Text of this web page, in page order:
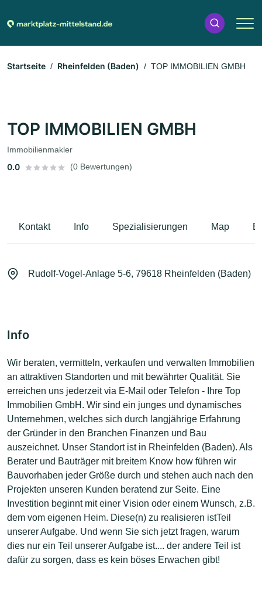
Startseite Rheinfelden (Baden) TOP IMMOBILIEN GMBH
TOP IMMOBILIEN GMBH
Immobilienmakler
0.0 (0 Bewertungen)
Kontakt Info Spezialisierungen Map
Rudolf-Vogel-Anlage 5-6, 79618 Rheinfelden (Baden)
Info
Wir beraten, vermitteln, verkaufen und verwalten Immobilien
an attraktiven Standorten und mit bewährter Qualität. Sie
erreichen uns jederzeit via E-Mail oder Telefon - Ihre Top
Immobilien GmbH. Wir sind ein junges und dynamisches
Unternehmen, welches sich durch langjährige Erfahrung
der Gründer in den Branchen Finanzen und Bau
auszeichnet. Unser Standort ist in Rheinfelden (Baden). Als
Berater und Bauträger mit breitem Know how führen wir
Bauvorhaben jeder Größe durch und stehen auch nach den
Projekten unseren Kunden beratend zur Seite. Eine
Investition beginnt mit einer Vision oder einem Wunsch, z.B.
dem vom eigenen Heim. Diese(n) zu realisieren istTeil
unserer Aufgabe. Und wenn Sie sich jetzt fragen, warum
dies nur ein Teil unserer Aufgabe ist.... der andere Teil ist
dafür zu sorgen, dass es kein böses Erwachen gibt!